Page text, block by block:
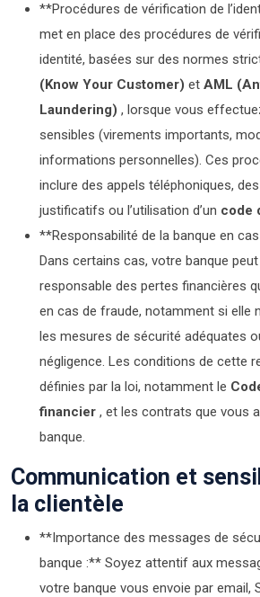
**Procédures de vérification de
met en place des procédures de
identité, basées sur des normes
(Know Your Customer) et AML
Laundering) , lorsque vous
sensibles (virements importants,
informations personnelles). Ces
inclure des appels téléphoniques,
justificatifs ou l’utilisation d’un code
**Responsabilité de la banque en
Dans certains cas, votre banque
responsable des pertes financières
en cas de fraude, notamment si elle
les mesures de sécurité adéquates
négligence. Les conditions de cette
définies par la loi, notamment le
financier , et les contrats que vous
banque.
Communication et
la clientèle
**Importance des messages de
banque :** Soyez attentif aux
votre banque vous envoie par email,